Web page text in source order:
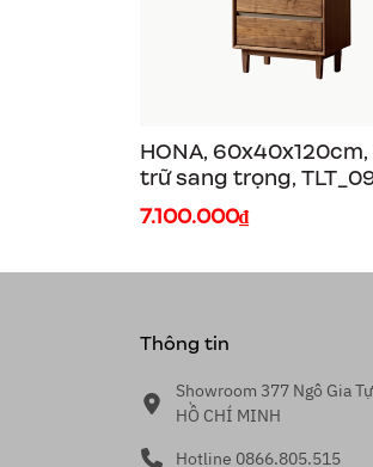
HONA, 60x40x120cm,
trữ sang trọng,
Plywood phủ veneer,
Nhà trên cao
7.100.000₫
Thông tin
Showroom 377 Ngô Gia
HỒ CHÍ MINH
Hotline 0866.805.515